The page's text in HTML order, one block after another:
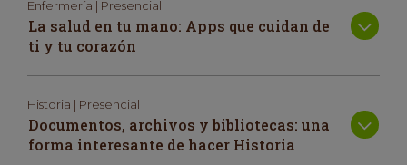
Enfermería | Presencial
La salud en tu mano: Apps que cuidan de
ti y tu corazón
Historia | Presencial
Documentos, archivos y bibliotecas: una
forma interesante de hacer Historia